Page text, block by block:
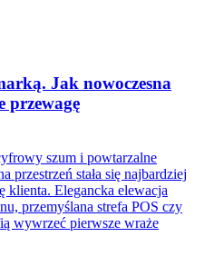
Jak nowoczesna
przewagę
szum i powtarzalne
przestrzeń stała się najbardziej
klienta. Elegancka elewacja
przemyślana strefa POS czy
wywrzeć pierwsze wraże